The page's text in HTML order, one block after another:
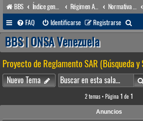
BBS Índice general Régimen Acuático venezolano
FAQ
Identificarse Registrarse
u
c
a
r
BBS | ONSA Venezuela
Proyecto de Reglamento SAR (Búsqueda
Nuevo Tema
2 temas • Página 1 de 1
Anuncios